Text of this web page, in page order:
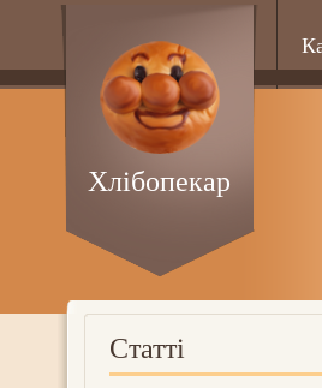
Хлібопекар
Статті